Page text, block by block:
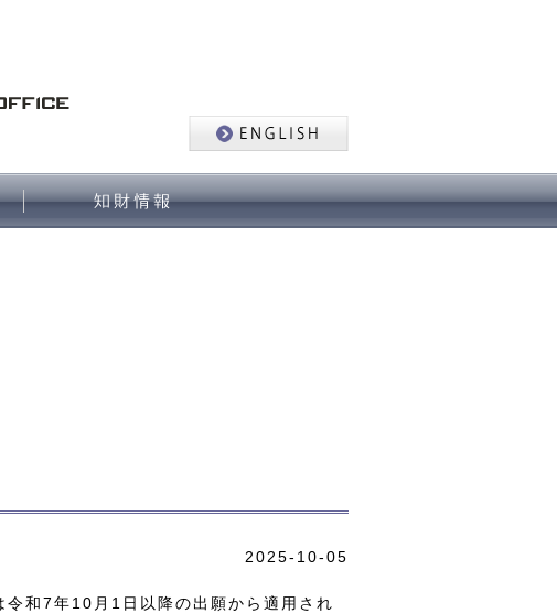
2025-10-05
和7年10月1日以降の出願から適用され